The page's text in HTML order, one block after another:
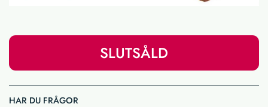
SLUTSÅLD
HAR DU FRÅGOR